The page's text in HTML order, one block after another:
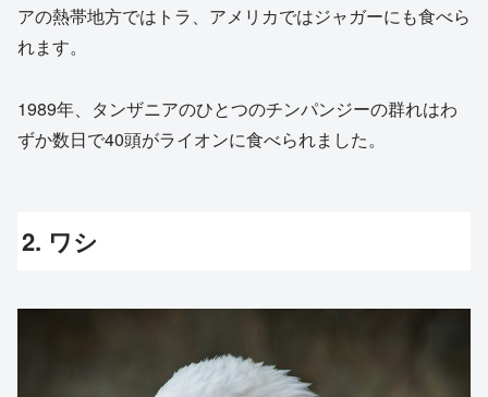
アの熱帯地方ではトラ、アメリカではジャガーにも食べら
れます。
1989年、タンザニアのひとつのチンパンジーの群れはわ
ずか数日で40頭がライオンに食べられました。
2. ワシ